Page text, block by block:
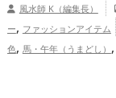
風水師 K（編集長）
ー, ファッションアイテム
色, 馬・午年（うまどし） ,